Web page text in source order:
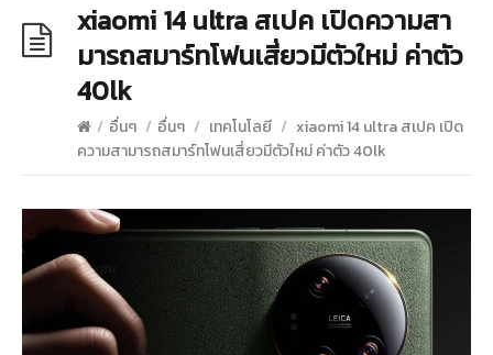
xiaomi 14 ultra สเปค เปิดความสา
มารถสมาร์ทโฟนเสี่ยวมีตัวใหม่ ค่าตัว
40lk
/ อื่นๆ / อื่นๆ / เทคโนโลยี / xiaomi 14 ultra สเปค เปิด
ความสามารถสมาร์ทโฟนเสี่ยวมีตัวใหม่ ค่าตัว 40lk